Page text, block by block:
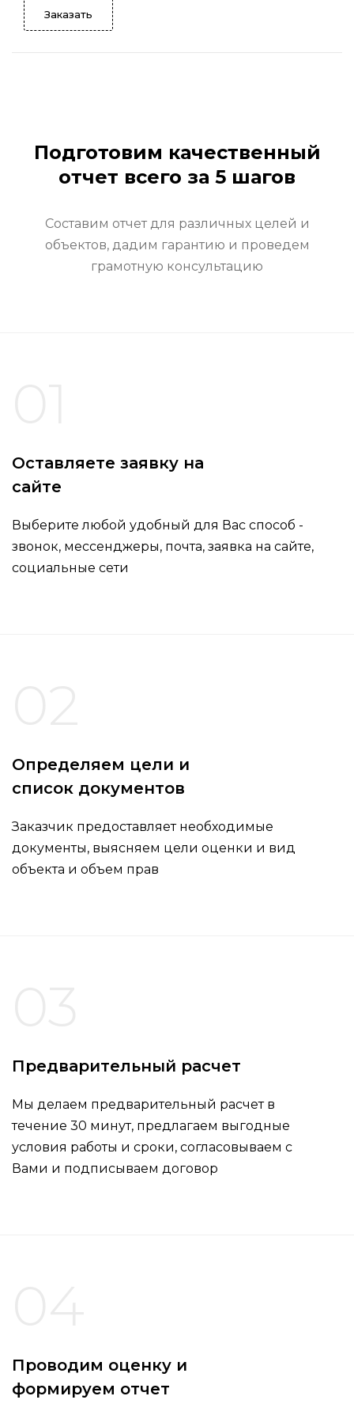
Заказать
Подготовим качественный
отчет всего за 5 шагов
Составим отчет для различных целей и
объектов, дадим гарантию и проведем
грамотную консультацию
Оставляете заявку на
сайте
Выберите любой удобный для Вас способ -
звонок, мессенджеры, почта, заявка на сайте,
социальные сети
Определяем цели и
список документов
Заказчик предоставляет необходимые
документы, выясняем цели оценки и вид
объекта и объем прав
Предварительный расчет
Мы делаем предварительный расчет в
течение 30 минут, предлагаем выгодные
условия работы и сроки, согласовываем с
Вами и подписываем договор
Проводим оценку и
формируем отчет